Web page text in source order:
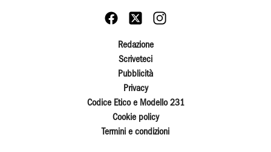
Redazione
Scriveteci
Pubblicità
Privacy
Codice Etico e Modello 231
Cookie policy
Termini e condizioni